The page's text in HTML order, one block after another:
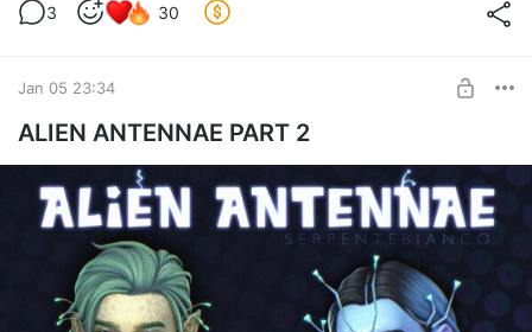
3 30
Jan 05 23:34
ALIEN ANTENNAE PART 2